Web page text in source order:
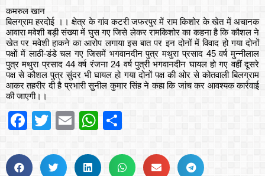
कमरुल खान
बिलग्राम हरदोई ।। क्षेत्र के गांव कटरी जफरपुर में राम किशोर के खेत में अचानक
आवारा मवेशी बड़ी संख्या में घुस गए जिसे लेकर रामकिशोर का कहना है कि कौशल ने
खेत पर मवेशी हाकने का आरोप लगाया इस बात पर इन दोनों में विवाद हो गया दोनों
पक्षों में लाठी-डंडे चल गए जिसमें भगवानदीन पुत्र मथुरा प्रसाद 45 वर्ष मुन्नीलाल
पुत्र मथुरा प्रसाद 44 वर्ष रंजना 24 वर्ष पुत्री भगवानदीन घायल हो गए वहीं दूसरे
पक्ष से कौशल पुत्र सुंदर भी घायल हो गया दोनों पक्ष की ओर से कोतवाली बिलग्राम
आकर तहरीर दी है प्रभारी सुनील कुमार सिंह ने कहा कि जांच कर आवश्यक कार्रवाई
की जाएगी।।
Facebook
Twitter
EmailWhatsApp